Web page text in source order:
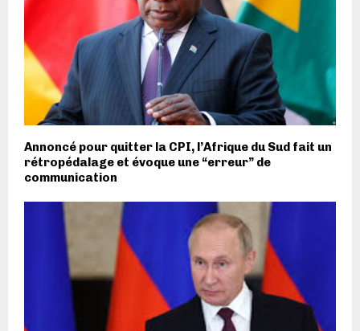
Annoncé pour quitter la CPI, l’Afrique du Sud fait un
rétropédalage et évoque une “erreur” de
communication